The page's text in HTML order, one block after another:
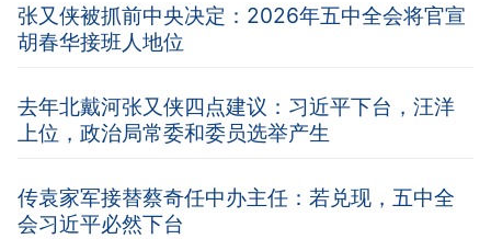
张又侠被抓前中央决定：2026年五中全会将官宣
胡春华接班人地位
去年北戴河张又侠四点建议：习近平下台，汪洋
上位，政治局常委和委员选举产生
传袁家军接替蔡奇任中办主任：若兑现，五中全
会习近平必然下台